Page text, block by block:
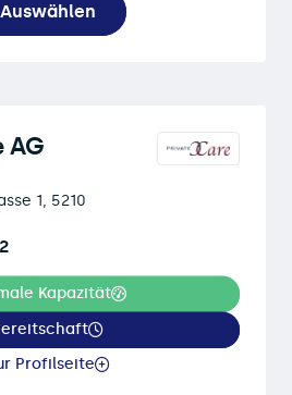
Auswählen
AG
1, 5210
Kapazität
Profilseite